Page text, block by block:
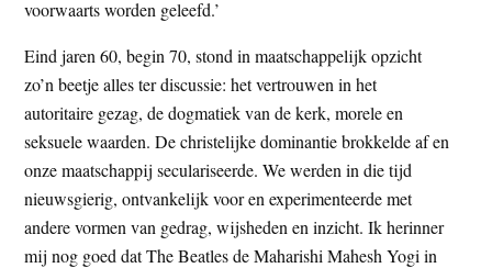
voorwaarts worden geleefd.’
Eind jaren 60, begin 70, stond in maatschappelijk opzicht
zo’n beetje alles ter discussie: het vertrouwen in het
autoritaire gezag, de dogmatiek van de kerk, morele en
seksuele waarden. De christelijke dominantie brokkelde af en
onze maatschappij seculariseerde. We werden in die tijd
nieuwsgierig, ontvankelijk voor en experimenteerde met
andere vormen van gedrag, wijsheden en inzicht. Ik herinner
mij nog goed dat The Beatles de Maharishi Mahesh Yogi in